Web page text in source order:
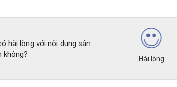
hài lòng với nội dung sản
không?
Hài lòng